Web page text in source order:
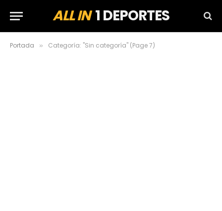
ALL IN1 DEPORTES
Portada » Categoría: "Sin categoría" (Page 7)